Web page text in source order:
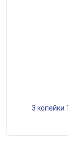
3 копейки